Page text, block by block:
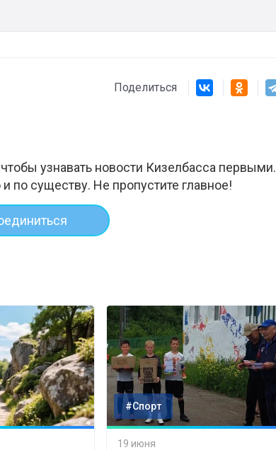
Поделиться
узнавать новости Кизелбасса первыми.
по существу. Не пропустите главное!
#Спорт
19 июня